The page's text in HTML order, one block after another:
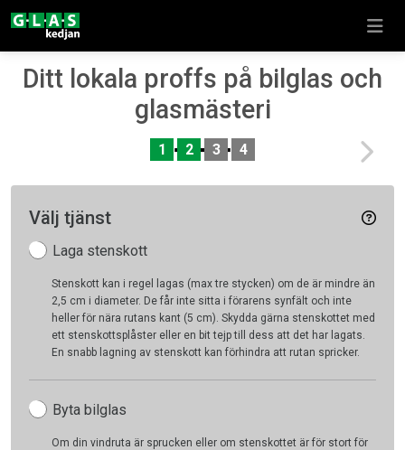
Ditt lokala proffs på bilglas och
glasmästeri
1 2 3 4
Välj tjänst
Laga stenskott
Stenskott kan i regel lagas (max tre stycken) om de är mindre än
2,5 cm i diameter. De får inte sitta i förarens synfält och inte
heller för nära rutans kant (5 cm). Skydda gärna stenskottet med
ett stenskottsplåster eller en bit tejp till dess att det har lagats.
En snabb lagning av stenskott kan förhindra att rutan spricker.
Byta bilglas
Om din vindruta är sprucken eller om stenskottet är för stort för